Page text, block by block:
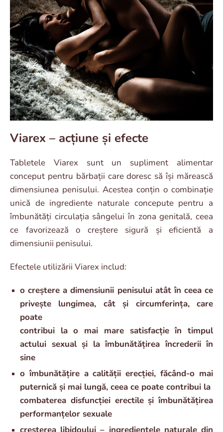
Viarex – acțiune și efecte
Tabletele Viarex sunt un supliment alimentar
conceput pentru bărbații care doresc să își mărească
dimensiunea penisului. Acestea conțin o combinație
unică de ingrediente naturale concepute pentru a
îmbunătăți circulația sângelui în zona genitală, ceea
ce favorizează o creștere sigură și eficientă a
dimensiunii penisului.
Efectele utilizării Viarex includ:
o creștere a dimensiunii penisului atât în ceea ce
privește lungimea, cât și circumferința, care
poate
contribui la o mai mare satisfacție în timpul
actului sexual și la îmbunătățirea încrederii în
sine
o îmbunătățire a calității erecției, făcând-o mai
puternică și mai lungă, ceea ce poate contribui la
combaterea disfuncției erectile și îmbunătățirea
performanțelor sexuale